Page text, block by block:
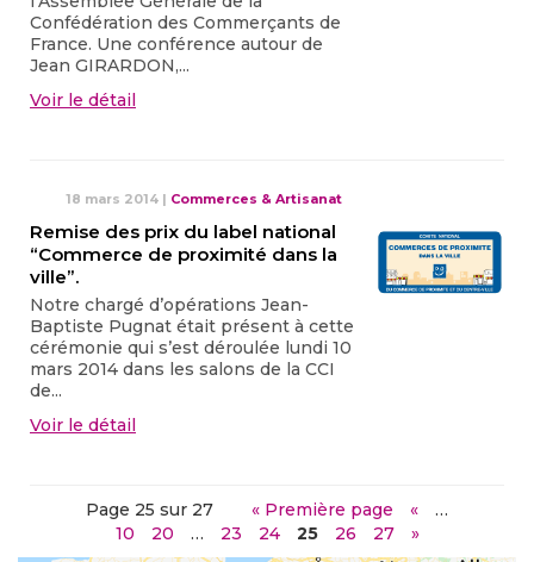
Confédération des Commerçants de
France. Une conférence autour de
Jean GIRARDON,...
Voir le détail
18 mars 2014 | Commerces & Artisanat
Remise des prix du label national
“Commerce de proximité dans la
ville”.
Notre chargé d’opérations Jean-
Baptiste Pugnat était présent à cette
cérémonie qui s’est déroulée lundi 10
mars 2014 dans les salons de la CCI
de...
Voir le détail
Page 25 sur 27 « Première page «
…
10
20 … 23 24 25 26 27 »